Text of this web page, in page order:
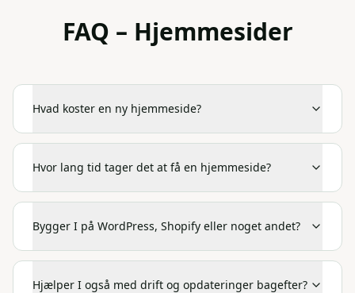
FAQ – Hjemmesider
Hvad koster en ny hjemmeside?
Hvor lang tid tager det at få en hjemmeside?
Bygger I på WordPress, Shopify eller noget andet?
Hjælper I også med drift og opdateringer bagefter?